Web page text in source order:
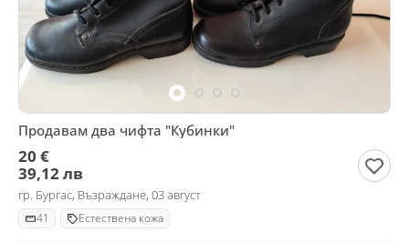
Продавам два чифта "Кубинки"
20 €
39,12 лв
гр. Бургас, Възраждане, 03 август
41 Естествена кожа